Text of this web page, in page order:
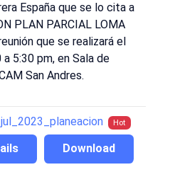
España que se lo cita a
PLAN PARCIAL LOMA
que se realizará el
5:30 pm, en Sala de
San Andres.
Hot
Download